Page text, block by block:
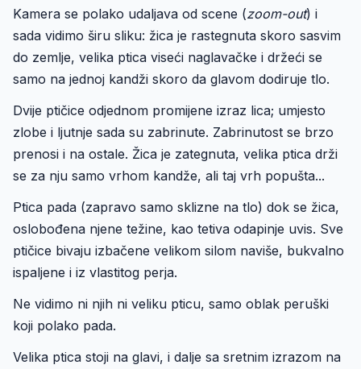
Kamera se polako udaljava od scene (zoom-out) i
sada vidimo širu sliku: žica je rastegnuta skoro sasvim
do zemlje, velika ptica viseći naglavačke i držeći se
samo na jednoj kandži skoro da glavom dodiruje tlo.
Dvije ptičice odjednom promijene izraz lica; umjesto
zlobe i ljutnje sada su zabrinute. Zabrinutost se brzo
prenosi i na ostale. Žica je zategnuta, velika ptica drži
se za nju samo vrhom kandže, ali taj vrh popušta...
Ptica pada (zapravo samo sklizne na tlo) dok se žica,
oslobođena njene težine, kao tetiva odapinje uvis. Sve
ptičice bivaju izbačene velikom silom naviše, bukvalno
ispaljene i iz vlastitog perja.
Ne vidimo ni njih ni veliku pticu, samo oblak peruški
koji polako pada.
Velika ptica stoji na glavi, i dalje sa sretnim izrazom na